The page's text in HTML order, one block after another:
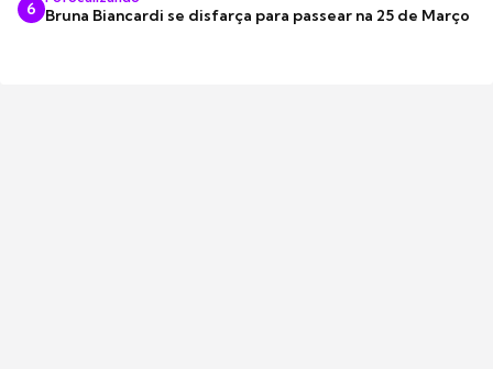
6 Bruna Biancardi se disfarça para passear na 25 de Março